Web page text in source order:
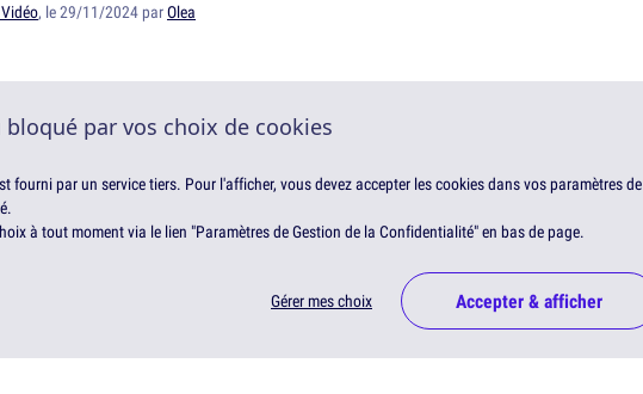
, le 29/11/2024 parOlea
bloqué par vos choix de cookies
fourni par un service tiers. Pour l'afficher, vous devez accepter les cookies dans vos paramètres de
à tout moment via le lien "Paramètres de Gestion de la Confidentialité" en bas de page.
Gérer mes choix Accepter & afficher